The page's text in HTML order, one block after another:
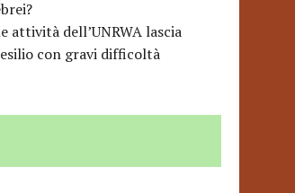
attività dell’UNRWA lascia
con gravi difficoltà